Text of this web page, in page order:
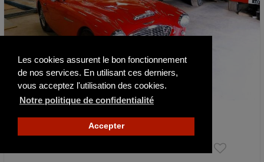
Les cookies assurent le bon fonctionnement
de nos services. En utilisant ces derniers,
vous acceptez l'utilisation des cookies.
Notre politique de confidentialité
Accepter